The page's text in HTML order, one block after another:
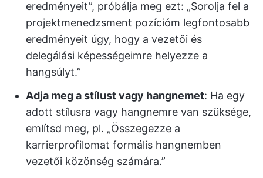
eredményeit”, próbálja meg ezt: „Sorolja fel a
projektmenedzsment pozícióm legfontosabb
eredményeit úgy, hogy a vezetői és
delegálási képességeimre helyezze a
hangsúlyt.”
Adja meg a stílust vagy hangnemet: Ha egy
adott stílusra vagy hangnemre van szüksége,
említsd meg, pl. „Összegezze a
karrierprofilomat formális hangnemben
vezetői közönség számára.”